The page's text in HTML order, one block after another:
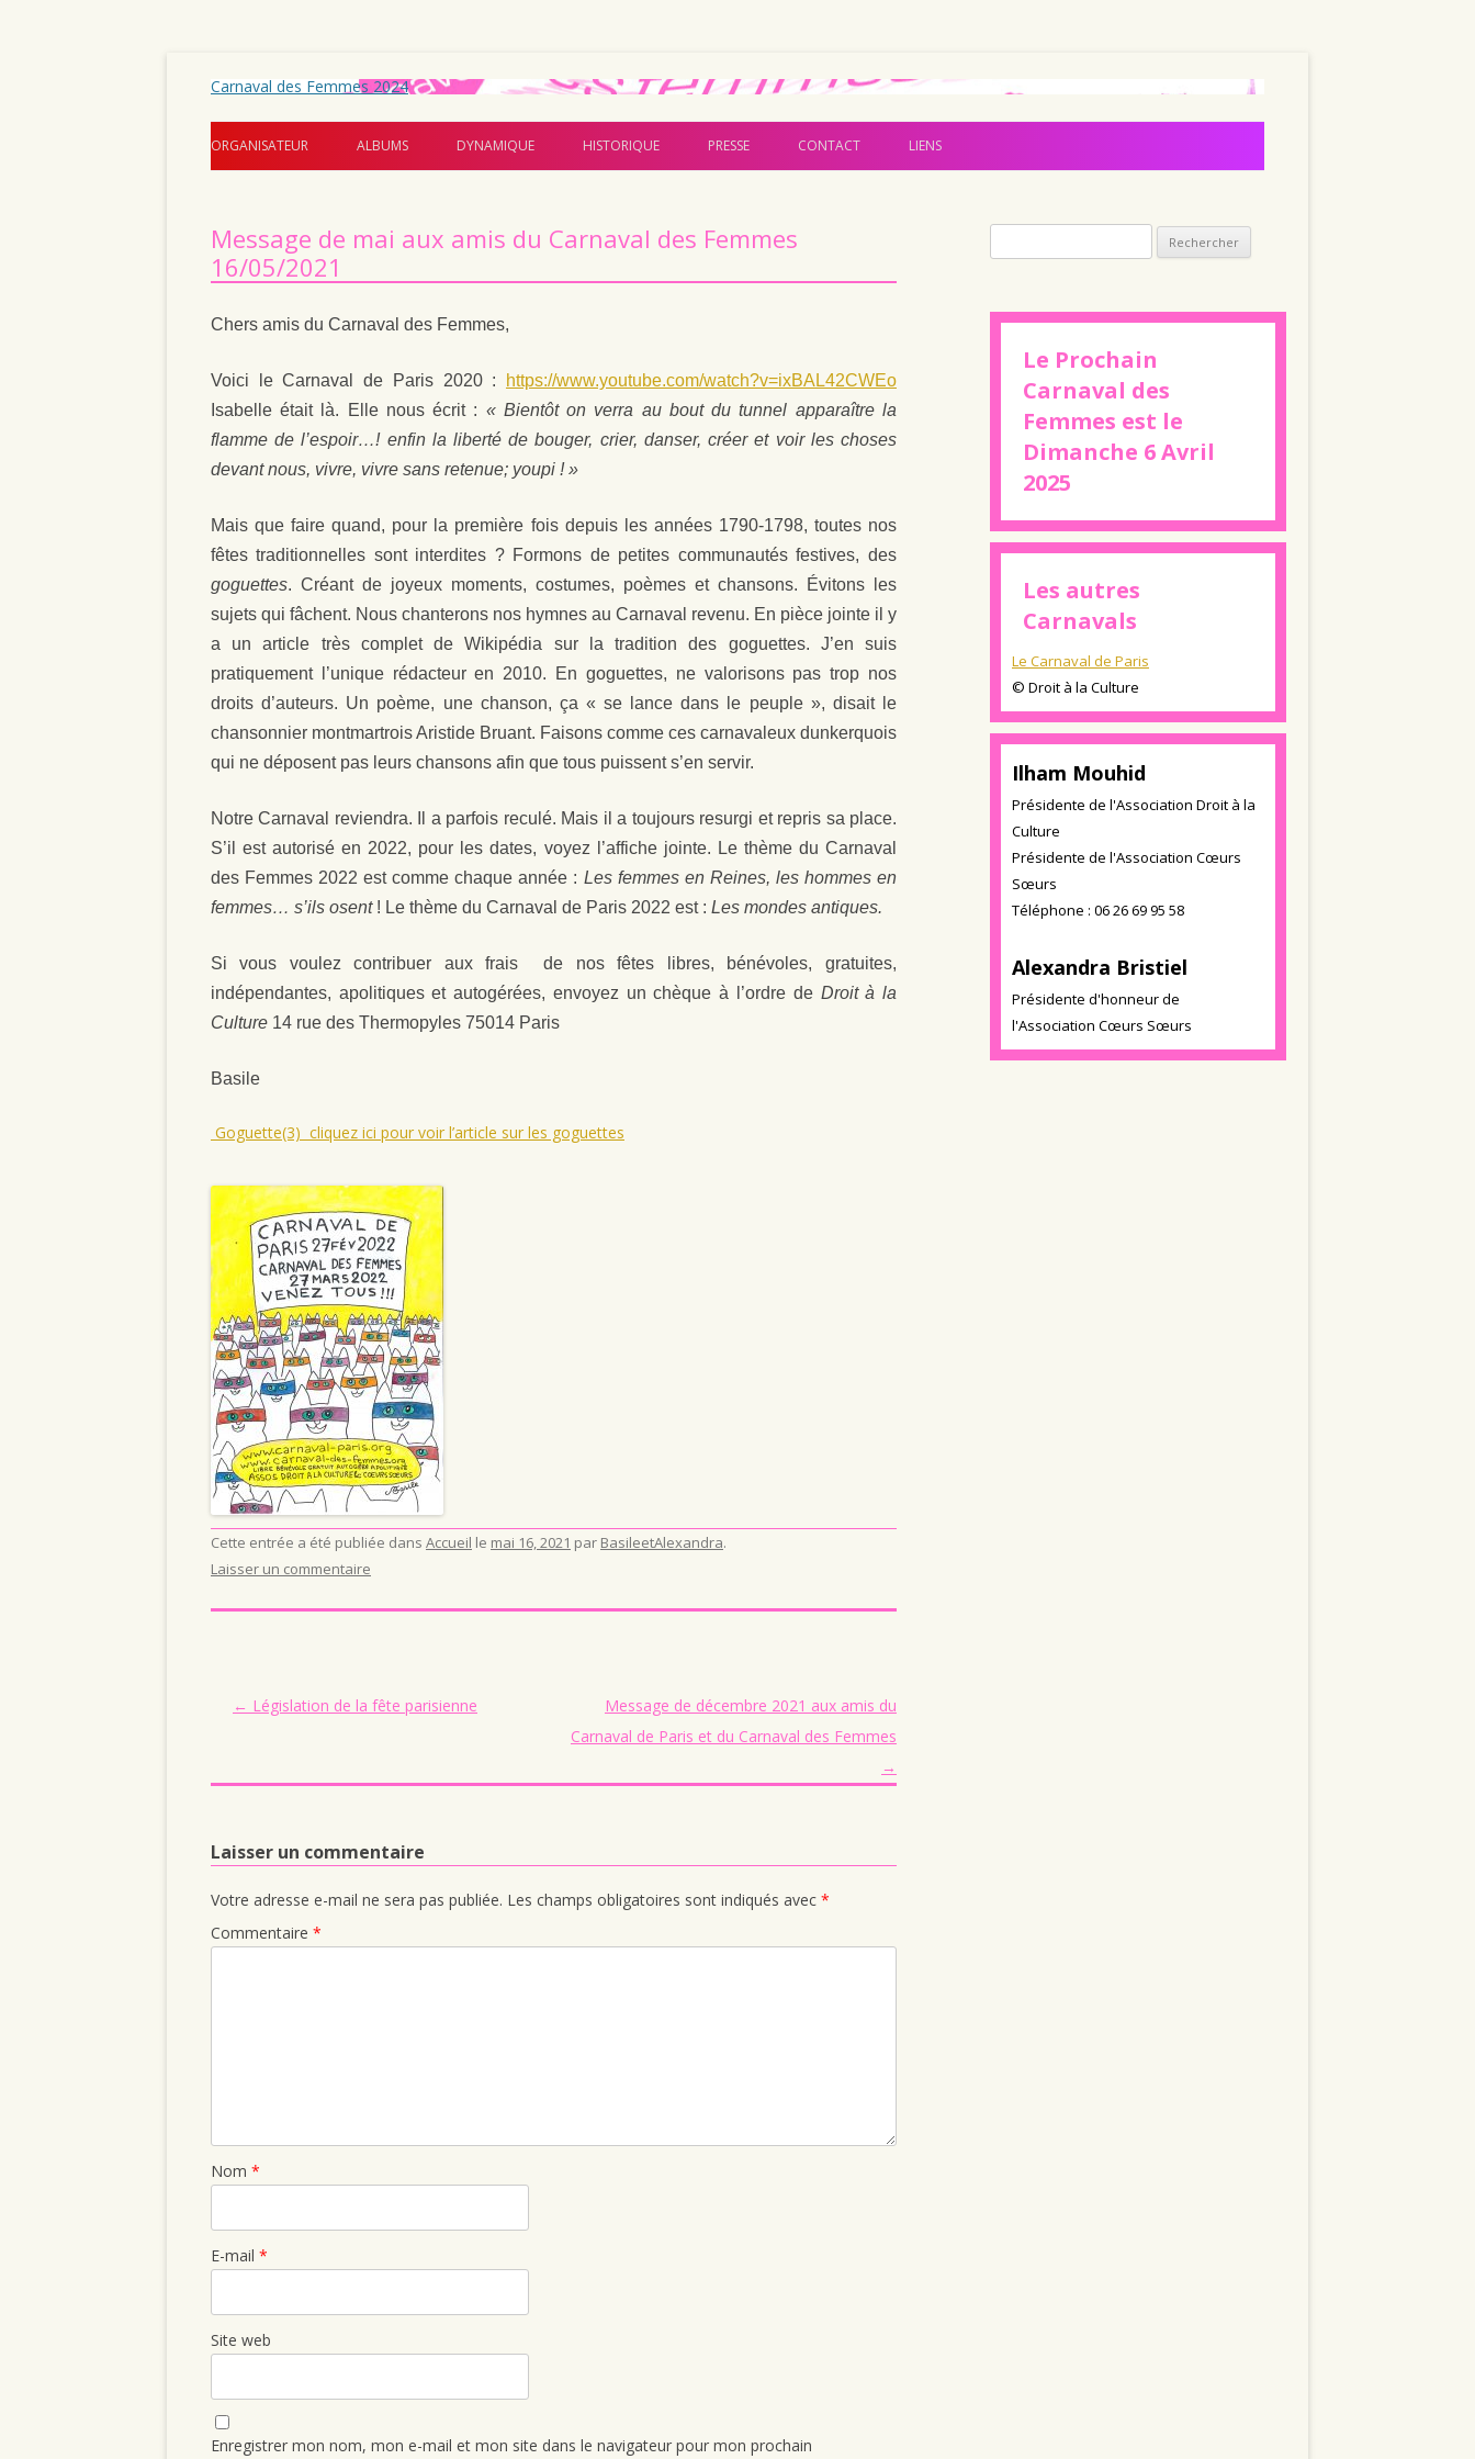
Carnaval des Femmes 2024
Aller au contenu principal
ORGANISATEUR ALBUMS DYNAMIQUE HISTORIQUE PRESSE CONTACT LIENS
Message de mai aux amis du Carnaval des Femmes
16/05/2021
Chers amis du Carnaval des Femmes,
Voici le Carnaval de Paris 2020 :
https://www.youtube.com/watch?v=ixBAL42CWEo
Isabelle était là. Elle nous écrit : « Bientôt on verra au bout du tunnel apparaître la
flamme de l’espoir…! enfin la liberté de bouger, crier, danser, créer et voir les choses
devant nous, vivre, vivre sans retenue; youpi ! »
Mais que faire quand, pour la première fois depuis les années 1790-1798, toutes nos
fêtes traditionnelles sont interdites ? Formons de petites communautés festives, des
goguettes. Créant de joyeux moments, costumes, poèmes et chansons. Évitons les
sujets qui fâchent. Nous chanterons nos hymnes au Carnaval revenu. En pièce jointe il y
a un article très complet de Wikipédia sur la tradition des goguettes. J’en suis
pratiquement l’unique rédacteur en 2010. En goguettes, ne valorisons pas trop nos
droits d’auteurs. Un poème, une chanson, ça « se lance dans le peuple », disait le
chansonnier montmartrois Aristide Bruant. Faisons comme ces carnavaleux dunkerquois
qui ne déposent pas leurs chansons afin que tous puissent s’en servir.
Notre Carnaval reviendra. Il a parfois reculé. Mais il a toujours resurgi et repris sa place.
S’il est autorisé en 2022, pour les dates, voyez l’affiche jointe. Le thème du Carnaval
des Femmes 2022 est comme chaque année : Les femmes en Reines, les hommes en
femmes… s’ils osent! Le thème du Carnaval de Paris 2022 est : Les mondes antiques.
Si vous voulez contribuer aux frais de nos fêtes libres, bénévoles, gratuites,
indépendantes, apolitiques et autogérées, envoyez un chèque à l’ordre de Droit à la
Culture 14 rue des Thermopyles 75014 Paris
Basile
Goguette(3) cliquez ici pour voir l’article sur les goguettes
Cette entrée a été publiée dans Accueil le mai 16, 2021 par BasileetAlexandra.
Laisser un commentaire
Navigation des articles
← Législation de la fête parisienne
Message de décembre 2021 aux amis du
Carnaval de Paris et du Carnaval des Femmes
→
Laisser un commentaire
Votre adresse e-mail ne sera pas publiée. Les champs obligatoires sont indiqués avec *
Commentaire *
Nom *
E-mail *
Site web
Enregistrer mon nom, mon e-mail et mon site dans le navigateur pour mon prochain
Le Prochain
Carnaval des
Femmes est le
Dimanche 6 Avril
2025
Les autres
Carnavals
Le Carnaval de Paris
© Droit à la Culture
Ilham Mouhid
Présidente de l'Association Droit à la
Culture
Présidente de l'Association Cœurs
Sœurs
Téléphone : 06 26 69 95 58
Alexandra Bristiel
Présidente d'honneur de
l'Association Cœurs Sœurs